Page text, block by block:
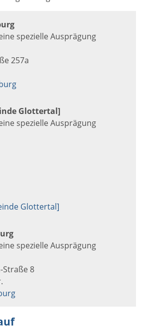
spezielle Ausprägung
257a
Glottertal]
spezielle Ausprägung
Glottertal]
spezielle Ausprägung
8